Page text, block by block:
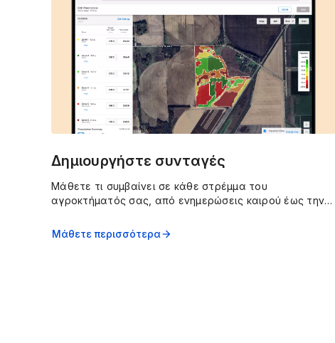
Δημιουργήστε συνταγές
Μάθετε τι συμβαίνει σε κάθε στρέμμα του
αγροκτήματός σας, από ενημερώσεις καιρού έως την
πραγματικό χρόνο, τις καρφίτσες και τις λεπτομερείς
εικόνες του FieldView.
Μάθετε περισσότεραarrow_forward